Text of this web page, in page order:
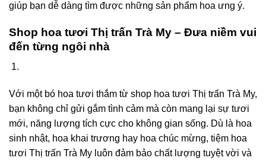
giúp bạn dễ dàng tìm được những sản phẩm hoa ưng ý.
Shop hoa tươi Thị trấn Trà My – Đưa niềm vui
đến từng ngôi nhà
Với một bó hoa tươi thắm từ shop hoa tươi Thị trấn Trà My,
bạn không chỉ gửi gắm tình cảm mà còn mang lại sự tươi
mới, năng lượng tích cực cho không gian sống. Dù là hoa
sinh nhật, hoa khai trương hay hoa chúc mừng, tiệm hoa
tươi Thị trấn Trà My luôn đảm bảo chất lượng tuyệt vời và